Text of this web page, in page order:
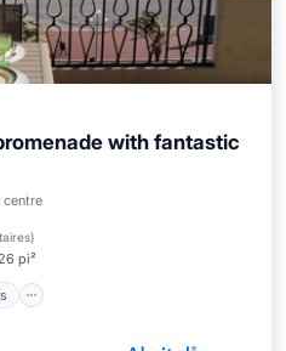
with fantastic
centre
)
pi²
à remous
Balcon/Terrasse